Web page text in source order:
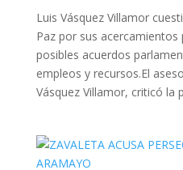
Luis Vásquez Villamor
Paz por sus
posibles acuerdos
empleos y recursos.El
Vásquez Villamor, criticó la